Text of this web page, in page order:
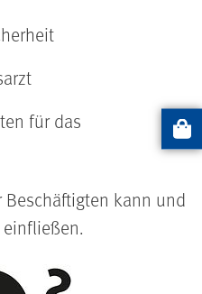
für das
Beschäftigten kann und
Artikel